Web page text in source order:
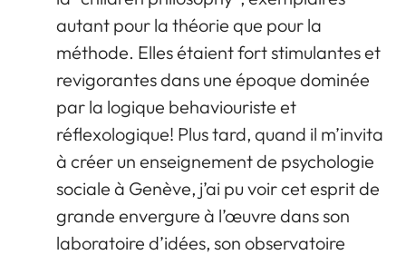
autant pour la théorie que pour la
méthode. Elles étaient fort stimulantes et
revigorantes dans une époque dominée
par la logique behaviouriste et
réflexologique! Plus tard, quand il m’invita
à créer un enseignement de psychologie
sociale à Genève, j’ai pu voir cet esprit de
grande envergure à l’œuvre dans son
laboratoire d’idées, son observatoire